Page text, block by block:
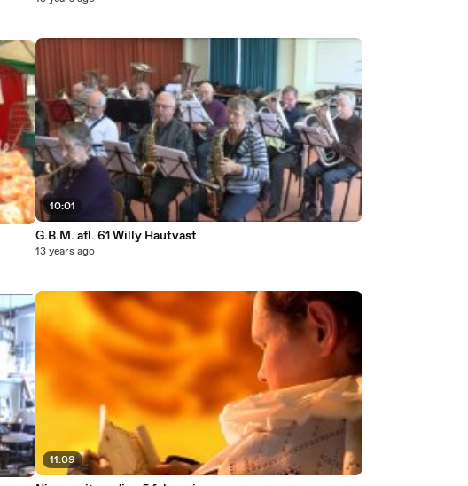
10:01
G.B.M. afl. 61 Willy Hautvast
13 years ago
11:09